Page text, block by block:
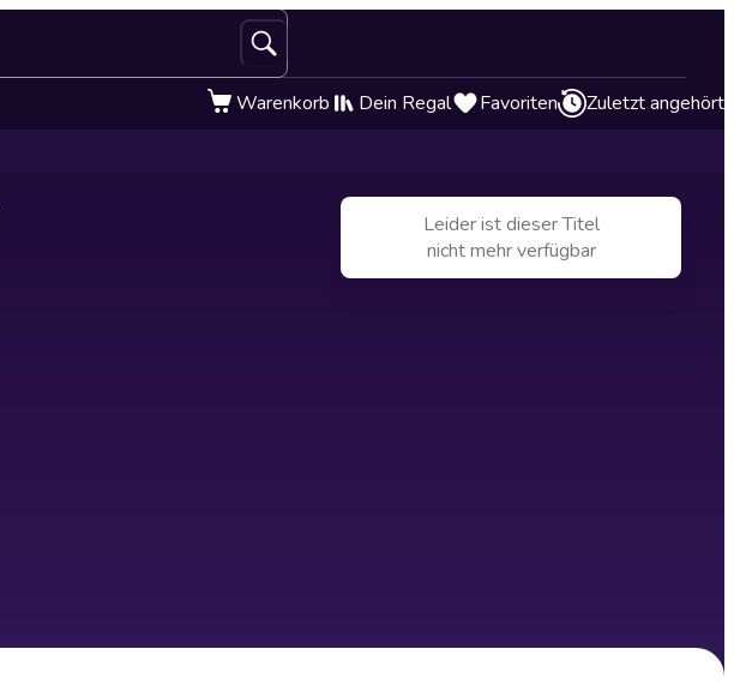
Warenkorb Dein Regal Favoriten Zuletzt angehört
Leider ist dieser Titel
nicht mehr verfügbar